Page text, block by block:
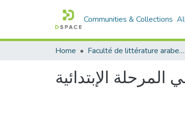
Communities & Collections
Home Faculté de littérature arabe et des arts
المرحلة الإبتدائية